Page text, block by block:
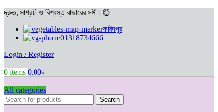
দ্রুত, সাশ্রয়ী ও বিশ্বস্ত বাজারের সঙ্গী।😊
ফরিদপুর
01318734666
Login / Register
0 items 0.00৳
All categories
Search